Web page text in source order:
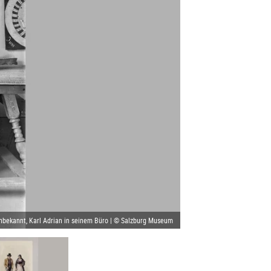
Karl Adrian in seinem Büro | © Salzburg Museum